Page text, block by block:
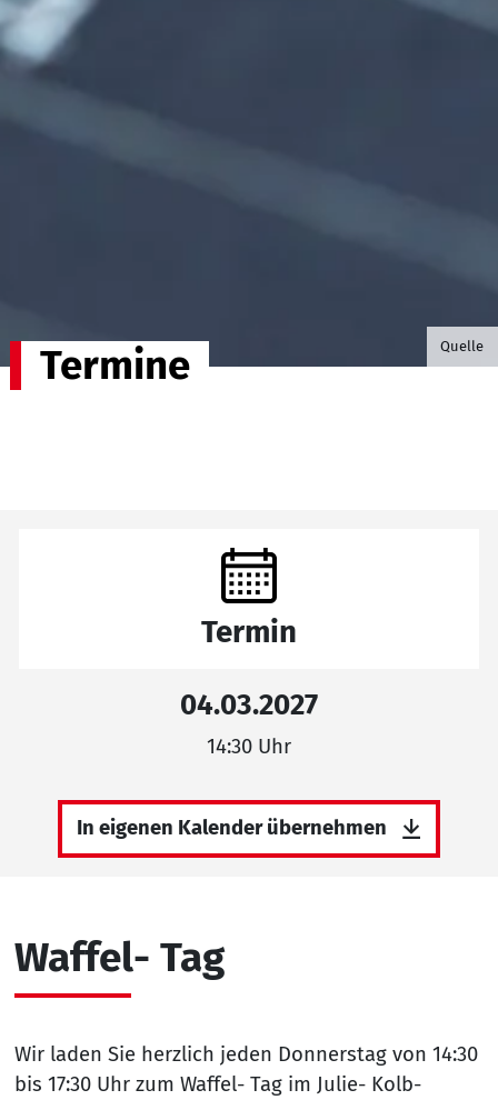
©B.G.
Quelle
Termine
Waffel- Tag
Wir laden Sie herzlich jeden Donnerstag von 14:30
bis 17:30 Uhr zum Waffel- Tag im Julie- Kolb-
Termin
04.03.2027
14:30 Uhr
In eigenen Kalender übernehmen